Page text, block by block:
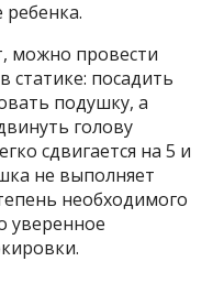
можно провести
статике: посадить
подушку, а
голову
сдвигается на 5 и
не выполняет
необходимого
уверенное